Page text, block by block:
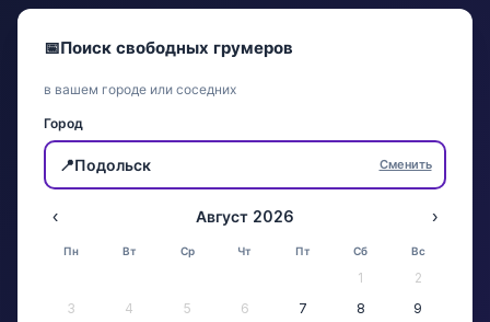
📅Поиск свободных грумеров
в вашем городе или соседних
Город
📍Подольск Сменить
‹ Август 2026 ›
Пн Вт Ср Чт Пт Сб Вс
1
2
3
4 5 6 7 8
9